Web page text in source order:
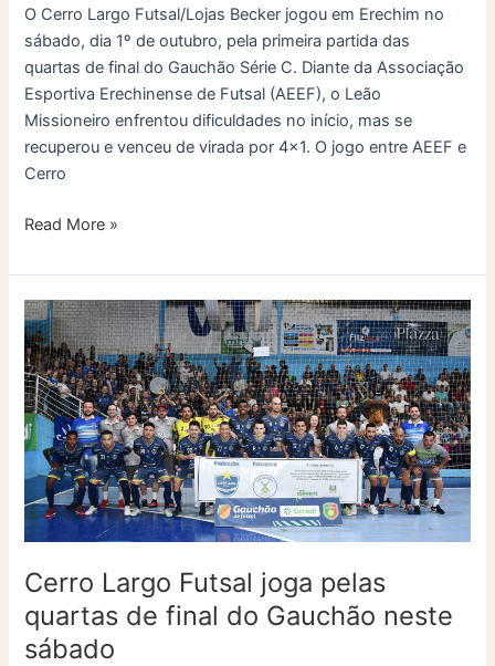
O Cerro Largo Futsal/Lojas Becker jogou em Erechim no
sábado, dia 1º de outubro, pela primeira partida das
quartas de final do Gauchão Série C. Diante da Associação
Esportiva Erechinense de Futsal (AEEF), o Leão
Missioneiro enfrentou dificuldades no início, mas se
recuperou e venceu de virada por 4×1. O jogo entre AEEF e
Cerro
Read More »
Cerro Largo Futsal joga pelas
quartas de final do Gauchão neste
sábado
Cerro
Largo
Futsal
joga
pelas
quartas
de
final
do
neste